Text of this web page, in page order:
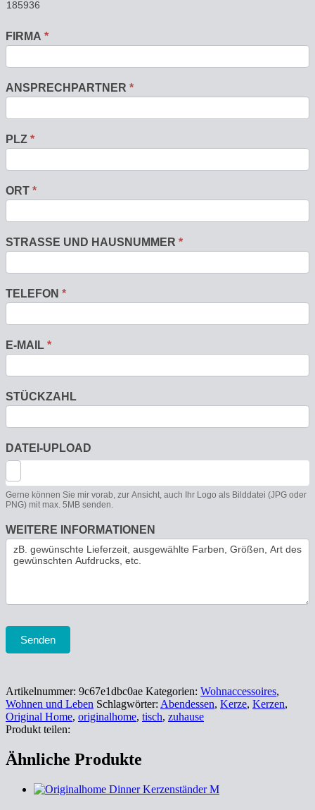
FIRMA *
ANSPRECHPARTNER *
PLZ *
ORT *
STRASSE UND HAUSNUMMER *
TELEFON *
E-MAIL *
STÜCKZAHL
DATEI-UPLOAD
Gerne können Sie mir vorab, zur Ansicht, auch Ihr Logo als Bilddatei (JPG oder
PNG) mit max. 5MB senden.
WEITERE INFORMATIONEN
Senden
Artikelnummer: 9c67e1dbc0ae Kategorien: Wohnaccessoires,
Wohnen und Leben Schlagwörter: Abendessen, Kerze, Kerzen,
Original Home, originalhome, tisch, zuhause
Produkt teilen:
Ähnliche Produkte